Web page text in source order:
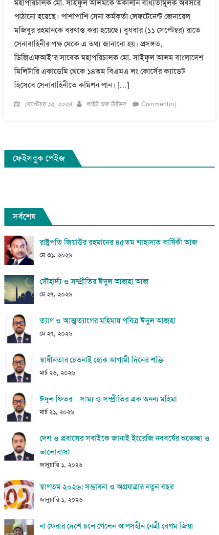
মহাপরিচালক মো. সাইফুল আলমকে অকালীন বাধ্যতামূলক অবসরে
পাঠানো হয়েছে। পাশাপাশি সেনা কর্মকর্তা লেফটেনেন্ট জেনারেল
মজিবুর রহমানকে বরখাস্ত করা হয়েছে। বুধবার (১১ সেপ্টেম্বর) রাতে
সেনাবাহিনীর পক্ষ থেকে এ তথ্য জানানো হয়। প্রসঙ্গত,
ডিজিএফআই’র সাবেক মহাপরিচালক মো. সাইফুল আলম বাংলাদেশ
মিলিটারি একাডেমি থেকে ১৪তম বিএমএ লং কোর্সের ক্যাডেট
হিসেবে সেনাবাহিনীতে কমিশন পান। […]
Posted
সেপ্টেম্বর ১২, ২০২৪ Author
লাইট অফ টাইমস্ Comment(০)
ফেইসবুক পেইজ
সর্বশেষ
রাষ্ট্রপতি জিয়াউর রহমানের ৪৫তম শাহাদাত বার্ষিকী আজ
মে ৩১, ২০২৬
সৌহার্দ্য ও সম্প্রীতির ঈদুল আজহা আজ
মে ২৭, ২০২৬
ত্যাগ ও আত্মত্যাগের মহিমায় পবিত্র ঈদুল আজহা
মে ২৭, ২০২৬
স্বাধীনতার চেতনাই হোক আগামী দিনের শক্তি
মার্চ ২৬, ২০২৬
ঈদুল ফিতর—সাম্য ও সম্প্রীতির এক অনন্য মহিমা
মার্চ ২১, ২০২৬
দেশ ও প্রবাসের সবাইকে জানাই ইংরেজি নববর্ষের শুভেচ্ছা ও
ভালোবাসা
জানুয়ারি ১, ২০২৬
স্বাগতম ২০২৬: সম্ভাবনা ও অগ্রযাত্রার নতুন বছর
জানুয়ারি ১, ২০২৬
না ফেরার দেশে চলে গেলেন আপসহীন নেত্রী বেগম জিয়া